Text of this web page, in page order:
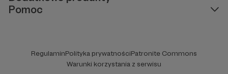
Pomoc
RegulaminPolityka prywatnościPatronite Commons
Warunki korzystania z serwisu